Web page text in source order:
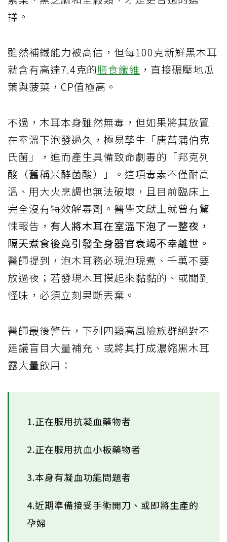
擇。
雖然補鐵能力被高估，但每100克新鮮黑木耳
就含有高達7.4克的膳食纖維 ，直接碾壓地瓜
葉與菠菜，CP值極高。
不過，木耳本身雖然無毒，但如果將其放置
在室溫下泡發過久，極易孳生「唐菖蒲伯克
氏菌」，進而產生具備致命劇毒的「邦克列
酸（舊稱米酵菌酸）」。這項毒素不僅耐高
溫、用大火烹調也無法破壞，且目前臨床上
完全沒有特效解毒劑。醫學文獻上就曾有驚
悚報告， 有人將木耳在室溫下泡了一整夜，
隔天煮食後竟引發全身器官衰竭不幸離世。
醫師提到，泡木耳務必現泡現煮、千萬不要
放過夜；若發現木耳摸起來黏黏的、或聞到
怪味，必須立刻果斷丟棄。
醫師最後警告，下列四類高風險族群絕對不
建議盲目大量補充、或將其打成濃縮黑木耳
露大量飲用：
1.正在服用抗凝血藥物者
2.正在服用抗血小板藥物者
3.本身有凝血功能問題者
4.近期準備接受手術開刀、或即將生產的
孕婦